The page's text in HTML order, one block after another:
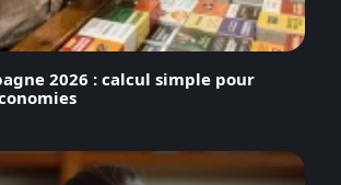
2026 : calcul simple pour